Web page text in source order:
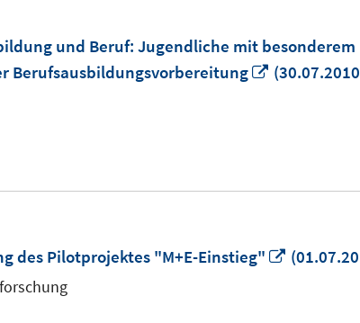
und Beruf: Jugendliche mit besonderem
Berufsausbildungsvorbereitung
In
des Pilotprojektes "M+E-Einstieg"
In